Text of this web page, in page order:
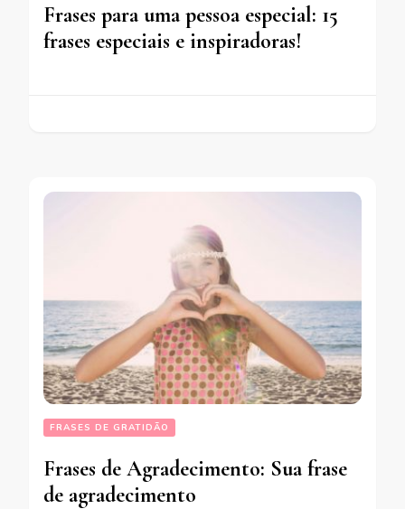
Frases para uma pessoa especial: 15
frases especiais e inspiradoras!
FRASES DE GRATIDÃO
Frases de Agradecimento: Sua frase
de agradecimento